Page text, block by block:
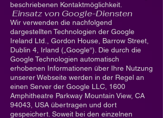
beschriebenen Kontaktmöglichkeit.
Einsatz von Google-Diensten
Wir verwenden die nachfolgend
dargestellten Technologien der Google
Ireland Ltd., Gordon House, Barrow Street,
Dublin 4, Irland („Google“). Die durch die
Google Technologien automatisch
erhobenen Informationen über Ihre Nutzung
unserer Webseite werden in der Regel an
einen Server der Google LLC, 1600
Amphitheatre Parkway Mountain View, CA
94043, USA übertragen und dort
gespeichert. Soweit bei den einzelnen